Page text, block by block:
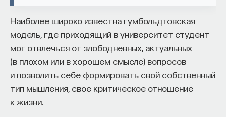
Наиболее широко известна гумбольдтовская
модель, где приходящий в университет студент
мог отвлечься от злободневных, актуальных
(в плохом или в хорошем смысле) вопросов
и позволить себе формировать свой собственный
тип мышления, свое критическое отношение
к жизни.
набирается опыта, сервис предлагает вебинары
и индивидуальные консультации, чтобы понять,
как развить необходимые навыки. Позднее будет
запущена серия спецпроектов, рассказывающих
о разных индустриях и их устройстве.​
Если у вас есть STEM-образование или опыт